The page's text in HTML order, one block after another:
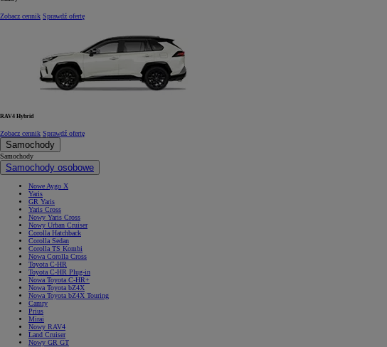
Zobacz cennik Sprawdź ofertę
RAV4 Hybrid
Zobacz cennik Sprawdź ofertę
Samochody
Samochody
Samochody osobowe
Nowe Aygo X
Yaris
GR Yaris
Yaris Cross
Nowy Yaris Cross
Nowy Urban Cruiser
Corolla Hatchback
Corolla Sedan
Corolla TS Kombi
Nowa Corolla Cross
Toyota C-HR
Toyota C-HR Plug-in
Nowa Toyota C-HR+
Nowa Toyota bZ4X
Nowa Toyota bZ4X Touring
Camry
Prius
Mirai
Nowy RAV4
Land Cruiser
Nowy GR GT